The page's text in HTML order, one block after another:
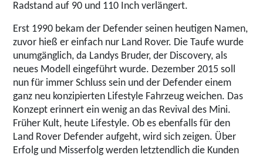
Radstand auf 90 und 110 Inch verlängert.
Erst 1990 bekam der Defender seinen heutigen Namen,
zuvor hieß er einfach nur Land Rover. Die Taufe wurde
unumgänglich, da Landys Bruder, der Discovery, als
neues Modell eingeführt wurde. Dezember 2015 soll
nun für immer Schluss sein und der Defender einem
ganz neu konzipierten Lifestyle Fahrzeug weichen. Das
Konzept erinnert ein wenig an das Revival des Mini.
Früher Kult, heute Lifestyle. Ob es ebenfalls für den
Land Rover Defender aufgeht, wird sich zeigen. Über
Erfolg und Misserfolg werden letztendlich die Kunden